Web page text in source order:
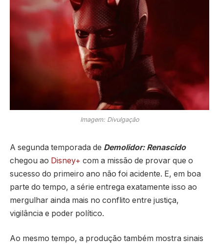
Imagem: Divulgação
A segunda temporada de Demolidor: Renascido
chegou ao Disney+ com a missão de provar que o
sucesso do primeiro ano não foi acidente. E, em boa
parte do tempo, a série entrega exatamente isso ao
mergulhar ainda mais no conflito entre justiça,
vigilância e poder político.
Ao mesmo tempo, a produção também mostra sinais